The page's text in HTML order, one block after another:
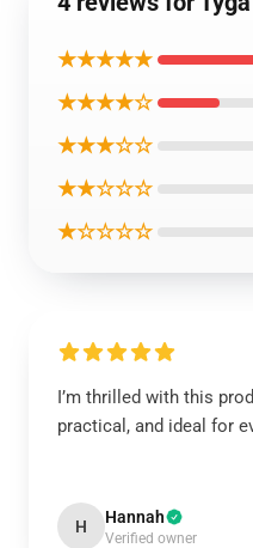
★★★★★
★★★★☆
★★★☆☆
★★☆☆☆
★☆☆☆☆
I’m thrilled with this
practical, and ideal for
H Hannah
Verified owner